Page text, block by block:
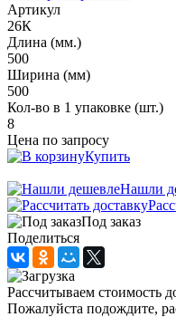
Артикул
26К
Длина (мм.)
500
Ширина (мм)
500
Кол-во в 1 упаковке (шт.)
8
Цена по запросу
Купить
Нашли
Под заказ
Поделиться
Рассчитываем стоимость
Пожалуйста подождите,